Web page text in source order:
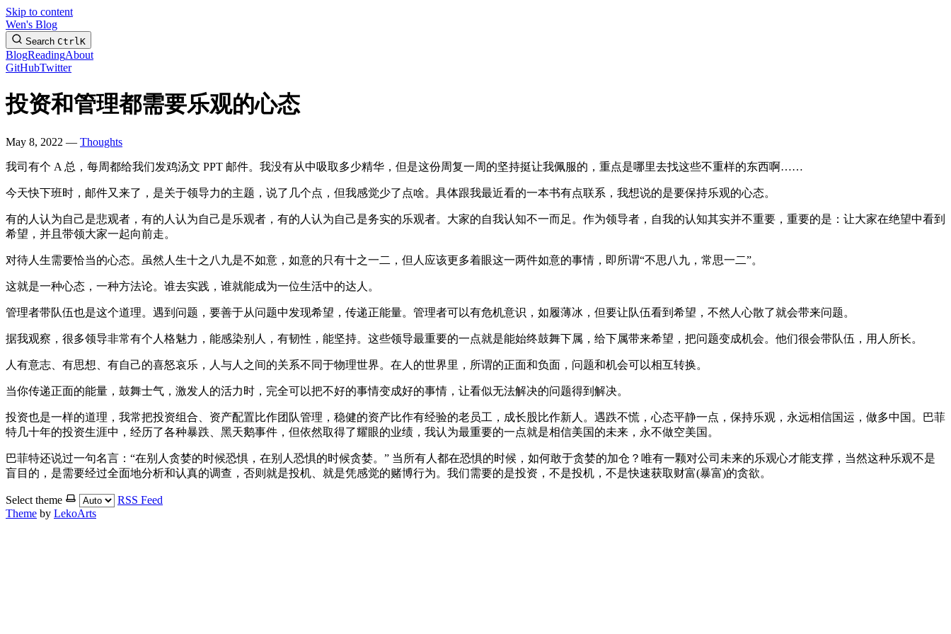
Skip to content
Wen's Blog
Search CtrlK
BlogReadingAbout
GitHubTwitter
投资和管理都需要乐观的心态
May 8, 2022 — Thoughts
我司有个 A 总，每周都给我们发鸡汤文 PPT 邮件。我没有从中吸取多少精华，但是这份周复一周的坚持挺让我佩服的，重点是哪里去找这些不重样的东西啊……
今天快下班时，邮件又来了，是关于领导力的主题，说了几个点，但我感觉少了点啥。具体跟我最近看的一本书有点联系，我想说的是要保持乐观的心态。
有的人认为自己是悲观者，有的人认为自己是乐观者，有的人认为自己是务实的乐观者。大家的自我认知不一而足。作为领导者，自我的认知其实并不重要，重要的是：让大家在绝望中看到
希望，并且带领大家一起向前走。
对待人生需要恰当的心态。虽然人生十之八九是不如意，如意的只有十之一二，但人应该更多着眼这一两件如意的事情，即所谓“不思八九，常思一二”。
这就是一种心态，一种方法论。谁去实践，谁就能成为一位生活中的达人。
管理者带队伍也是这个道理。遇到问题，要善于从问题中发现希望，传递正能量。管理者可以有危机意识，如履薄冰，但要让队伍看到希望，不然人心散了就会带来问题。
据我观察，很多领导非常有个人格魅力，能感染别人，有韧性，能坚持。这些领导最重要的一点就是能始终鼓舞下属，给下属带来希望，把问题变成机会。他们很会带队伍，用人所长。
人有意志、有思想、有自己的喜怒哀乐，人与人之间的关系不同于物理世界。在人的世界里，所谓的正面和负面，问题和机会可以相互转换。
当你传递正面的能量，鼓舞士气，激发人的活力时，完全可以把不好的事情变成好的事情，让看似无法解决的问题得到解决。
投资也是一样的道理，我常把投资组合、资产配置比作团队管理，稳健的资产比作有经验的老员工，成长股比作新人。遇跌不慌，心态平静一点，保持乐观，永远相信国运，做多中国。巴菲
特几十年的投资生涯中，经历了各种暴跌、黑天鹅事件，但依然取得了耀眼的业绩，我认为最重要的一点就是相信美国的未来，永不做空美国。
巴菲特还说过一句名言：“在别人贪婪的时候恐惧，在别人恐惧的时候贪婪。” 当所有人都在恐惧的时候，如何敢于贪婪的加仓？唯有一颗对公司未来的乐观心才能支撑，当然这种乐观不是
盲目的，是需要经过全面地分析和认真的调查，否则就是投机、就是凭感觉的赌博行为。我们需要的是投资，不是投机，不是快速获取财富(暴富)的贪欲。
Select theme
RSS Feed
Theme by LekoArts